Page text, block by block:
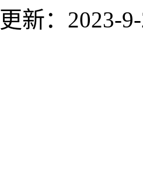
更新：2023-